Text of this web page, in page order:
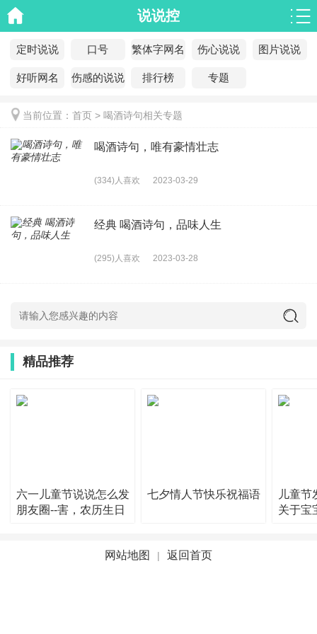
说说控
定时说说 口号 繁体字网名 伤心说说 图片说说
好听网名 伤感的说说 排行榜 专题
当前位置： 首页 > 喝酒诗句相关专题
喝酒诗句，唯有豪情壮志
(334)人喜欢 2023-03-29
经典 喝酒诗句，品味人生
(295)人喜欢 2023-03-28
精品推荐
六一儿童节说说怎么发
朋友圈--害，农历生日
七夕情人节快乐祝福语
儿童节
关于宝
网站地图 | 返回首页